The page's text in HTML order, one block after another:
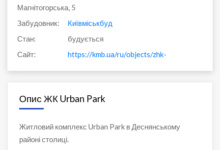
Магнітогорська, 5
Забудовник:
Київміськбуд
Стан:
будується
Сайт:
https://kmb.ua/ru/objects/zhk-urban-park
Опис ЖК Urban Park
Житловий комплекс Urban Park в Деснянському
районі столиці.